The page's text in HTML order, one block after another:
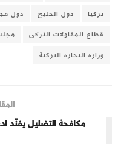
تركيا
دول الخليج
دول
قطاع المقاولات التركي
وزارة التجارة التركية
مكافحة التضليل يفنّد